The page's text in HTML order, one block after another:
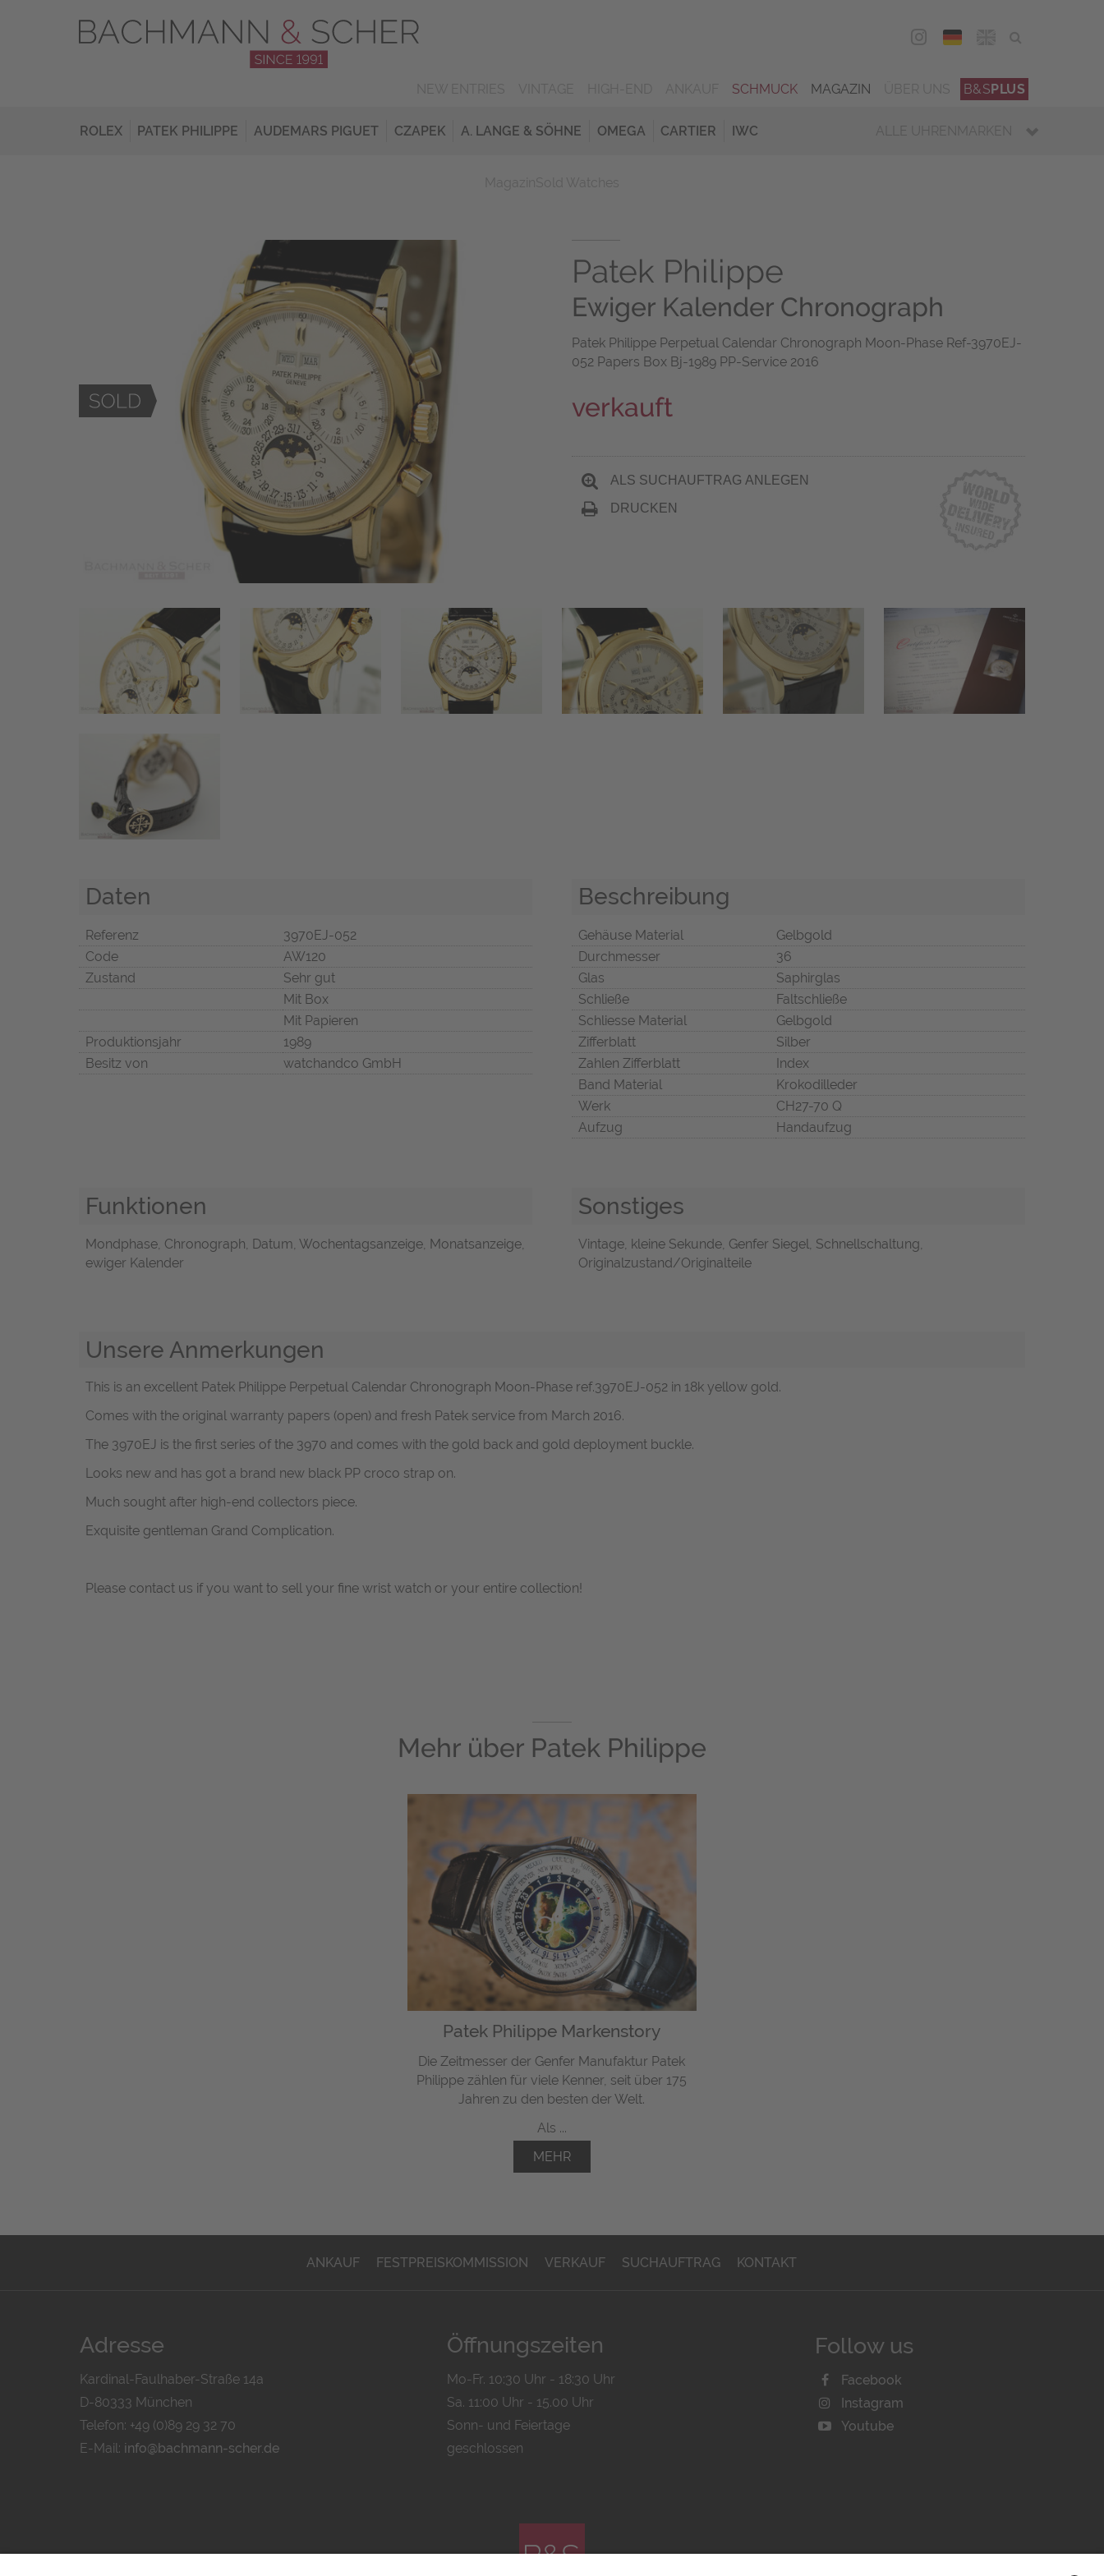
DEU
SCHMUCK MAGAZIN B&SPLUS
ROLEX PATEK PHILIPPE AUDEMARS PIGUET CZAPEK A. LANGE & SÖHNE OMEGA CARTIER IWC ALLE UHRENMARKEN
Patek Philippe
Ewiger Kalender Chronograph
Patek Philippe Perpetual Calendar Chronograph Moon-Phase Ref-3970EJ-
052 Papers Box Bj-1989 PP-Service 2016
verkauft
ALS SUCHAUFTRAG ANLEGEN
DRUCKEN
Daten
Referenz
3970EJ-052
Code
AW120
Zustand
Sehr gut
Mit Box
Mit Papieren
Produktionsjahr
1989
Besitz von
watchandco GmbH
Beschreibung
Gehäuse Material
Gelbgold
Durchmesser
36
Glas
Saphirglas
Schließe
Faltschließe
Schliesse Material
Gelbgold
Zifferblatt
Silber
Zahlen Zifferblatt
Index
Band Material
Krokodilleder
Werk
CH27-70 Q
Aufzug
Handaufzug
Funktionen
Mondphase, Chronograph, Datum, Wochentagsanzeige, Monatsanzeige,
ewiger Kalender
Sonstiges
Vintage, kleine Sekunde, Genfer Siegel, Schnellschaltung,
Originalzustand/Originalteile
Unsere Anmerkungen
This is an excellent Patek Philippe Perpetual Calendar Chronograph Moon-Phase ref.3970EJ-052 in 18k yellow gold.
Comes with the original warranty papers (open) and fresh Patek service from March 2016.
The 3970EJ is the first series of the 3970 and comes with the gold back and gold deployment buckle.
Looks new and has got a brand new black PP croco strap on.
Much sought after high-end collectors piece.
Exquisite gentleman Grand Complication.
Please contact us if you want to sell your fine wrist watch or your entire collection!
Mehr über Patek Philippe
Patek Philippe Markenstory
Die Zeitmesser der Genfer Manufaktur Patek
Philippe zählen für viele Kenner, seit über 175
Jahren zu den besten der Welt.
Als ...
MEHR
ANKAUF FESTPREISKOMMISSION VERKAUF SUCHAUFTRAG KONTAKT
Adresse
Kardinal-Faulhaber-Straße 14a
D-80333 München
Telefon: +49 (0)89 29 32 70
E-Mail: info@bachmann-scher.de
Öffnungszeiten
Mo-Fr. 10:30 Uhr - 18:30 Uhr
Sa. 11:00 Uhr - 15.00 Uhr
Sonn- und Feiertage
geschlossen
Follow us
Facebook
Instagram
Youtube